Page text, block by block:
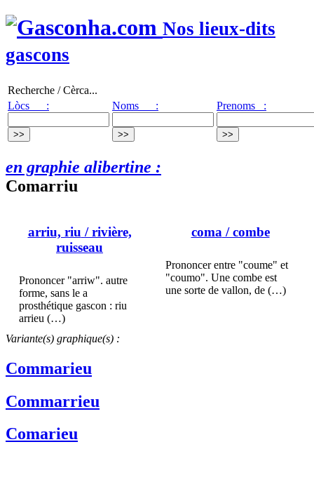
Nos lieux-dits
gascons
Recherche / Cèrca...
Lòcs :
Noms : Prenoms :
en graphie alibertine :
Comarriu
arriu, riu / rivière,
ruisseau
Prononcer "arriw". autre
forme, sans le a
prosthétique gascon : riu
arrieu (…)
coma/ combe
Prononcer entre "coume" et
"coumo". Une combe est
une sorte de vallon, de (…)
Variante(s) graphique(s) :
Commarieu
Commarrieu
Comarieu